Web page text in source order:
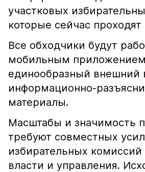
участковых
которые сейчас проходят
Все обходчики будут
мобильным
единообразный внешний
информационно-
материалы.
Масштабы и значимость
требуют совместных
избирательных комиссий
власти и управления.